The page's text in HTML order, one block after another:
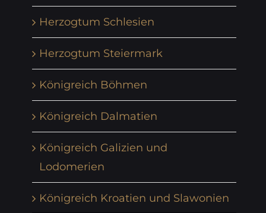
Herzogtum Schlesien
Herzogtum Steiermark
Königreich Böhmen
Königreich Dalmatien
Königreich Galizien und
Lodomerien
Königreich Kroatien und Slawonien